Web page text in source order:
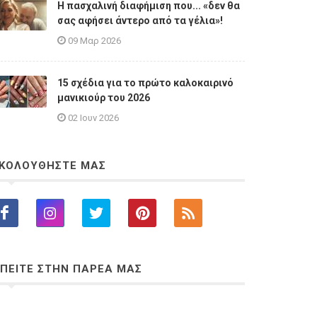
Η πασχαλινή διαφήμιση που... «δεν θα
σας αφήσει άντερο από τα γέλια»!
09 Μαρ 2026
15 σχέδια για το πρώτο καλοκαιρινό
μανικιούρ του 2026
02 Ιουν 2026
ΜΑΣ
ΣΤΗΝ ΠΑΡΕΑ ΜΑΣ